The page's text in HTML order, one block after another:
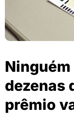
dezenas
prêmio